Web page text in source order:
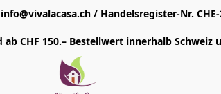
/ Handelsregister-Nr. CHE-
CHF 150.– Bestellwert innerhalb